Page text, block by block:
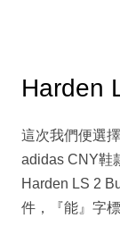
Harden
這次我們便選
adidas CNY鞋
Harden LS 2
件，『能』字